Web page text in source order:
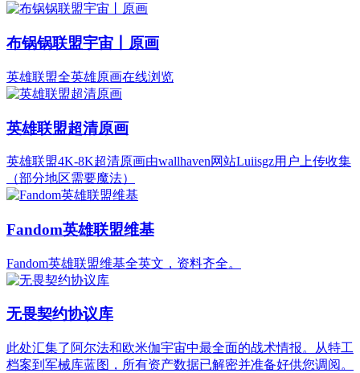
布锅锅联盟宇宙丨原画
英雄联盟全英雄原画在线浏览
英雄联盟超清原画
英雄联盟4K-8K超清原画由wallhaven网站Luiisgz用户上传收集
（部分地区需要魔法）
Fandom英雄联盟维基
Fandom英雄联盟维基全英文，资料齐全。
无畏契约协议库
此处汇集了阿尔法和欧米伽宇宙中最全面的战术情报。从特工
档案到军械库蓝图，所有资产数据已解密并准备好供您调阅。